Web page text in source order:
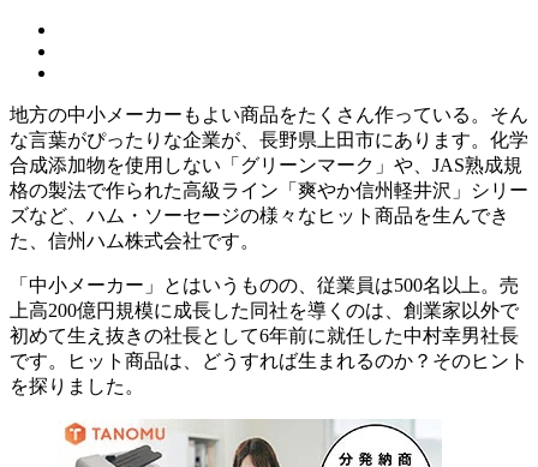
地方の中小メーカーもよい商品をたくさん作っている。そん
な言葉がぴったりな企業が、長野県上田市にあります。化学
合成添加物を使用しない「グリーンマーク」や、JAS熟成規
格の製法で作られた高級ライン「爽やか信州軽井沢」シリー
ズなど、ハム・ソーセージの様々なヒット商品を生んでき
た、信州ハム株式会社です。
「中小メーカー」とはいうものの、従業員は500名以上。売
上高200億円規模に成長した同社を導くのは、創業家以外で
初めて生え抜きの社長として6年前に就任した中村幸男社長
です。ヒット商品は、どうすれば生まれるのか？そのヒント
を探りました。